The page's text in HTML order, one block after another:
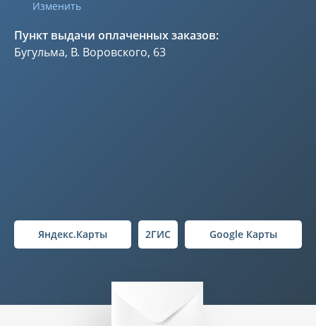
Изменить
Пункт выдачи оплаченных заказов:
Бугульма, В. Воровского, 63
Яндекс.Карты 2ГИС Google Карты